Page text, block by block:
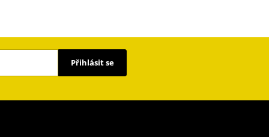
Přihlásit se